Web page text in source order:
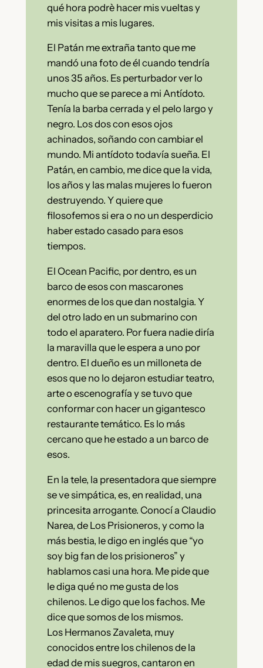
qué hora podrè hacer mis vueltas y
mis visitas a mis lugares.
El Patán me extraña tanto que me
mandó una foto de él cuando tendría
unos 35 años. Es perturbador ver lo
mucho que se parece a mi Antídoto.
Tenía la barba cerrada y el pelo largo y
negro. Los dos con esos ojos
achinados, soñando con cambiar el
mundo. Mi antídoto todavía sueña. El
Patán, en cambio, me dice que la vida,
los años y las malas mujeres lo fueron
destruyendo. Y quiere que
filosofemos si era o no un desperdicio
haber estado casado para esos
tiempos.
El Ocean Pacific, por dentro, es un
barco de esos con mascarones
enormes de los que dan nostalgia. Y
del otro lado en un submarino con
todo el aparatero. Por fuera nadie diría
la maravilla que le espera a uno por
dentro. El dueño es un milloneta de
esos que no lo dejaron estudiar teatro,
arte o escenografía y se tuvo que
conformar con hacer un gigantesco
restaurante temático. Es lo más
cercano que he estado a un barco de
esos.
En la tele, la presentadora que siempre
se ve simpática, es, en realidad, una
princesita arrogante. Conocí a Claudio
Narea, de Los Prisioneros, y como la
más bestia, le digo en inglés que “yo
soy big fan de los prisioneros” y
hablamos casi una hora. Me pide que
le diga qué no me gusta de los
chilenos. Le digo que los fachos. Me
dice que somos de los mismos.
Los Hermanos Zavaleta, muy
conocidos entre los chilenos de la
edad de mis suegros, cantaron en